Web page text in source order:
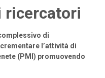
ricercatori
di
l’attività di
(PMI) promuovendo